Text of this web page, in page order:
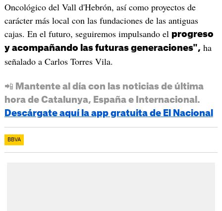
Oncológico del Vall d'Hebrón, así como proyectos de
carácter más local con las fundaciones de las antiguas
cajas. En el futuro, seguiremos impulsando el progreso
y acompañando las futuras generaciones", ha
señalado a Carlos Torres Vila.
📲 Mantente al día con las noticias de última
hora de Catalunya, España e Internacional.
Descárgate aquí la app gratuita de El Nacional
BBVA